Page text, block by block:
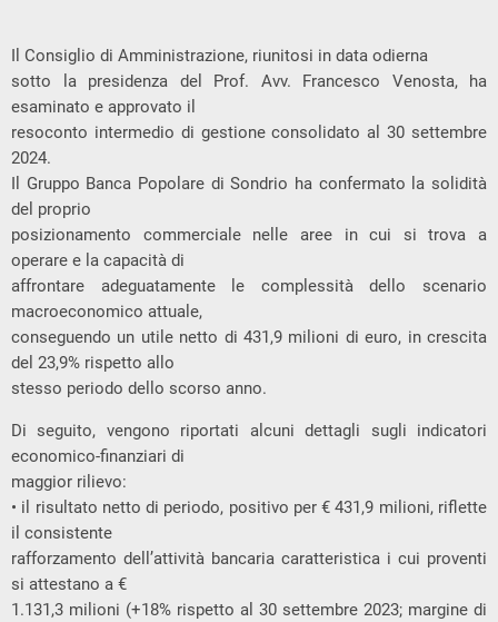
Il Consiglio di Amministrazione, riunitosi in data odierna
sotto la presidenza del Prof. Avv. Francesco Venosta, ha
esaminato e approvato il
resoconto intermedio di gestione consolidato al 30 settembre
2024.
Il Gruppo Banca Popolare di Sondrio ha confermato la solidità
del proprio
posizionamento commerciale nelle aree in cui si trova a
operare e la capacità di
affrontare adeguatamente le complessità dello scenario
macroeconomico attuale,
conseguendo un utile netto di 431,9 milioni di euro, in crescita
del 23,9% rispetto allo
stesso periodo dello scorso anno.
Di seguito, vengono riportati alcuni dettagli sugli indicatori
economico-finanziari di
maggior rilievo:
• il risultato netto di periodo, positivo per € 431,9 milioni, riflette
il consistente
rafforzamento dell’attività bancaria caratteristica i cui proventi
si attestano a €
1.131,3 milioni (+18% rispetto al 30 settembre 2023; margine di